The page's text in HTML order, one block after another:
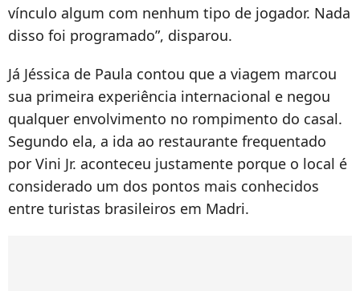
vínculo algum com nenhum tipo de jogador. Nada
disso foi programado”, disparou.
Já Jéssica de Paula contou que a viagem marcou
sua primeira experiência internacional e negou
qualquer envolvimento no rompimento do casal.
Segundo ela, a ida ao restaurante frequentado
por Vini Jr. aconteceu justamente porque o local é
considerado um dos pontos mais conhecidos
entre turistas brasileiros em Madri.